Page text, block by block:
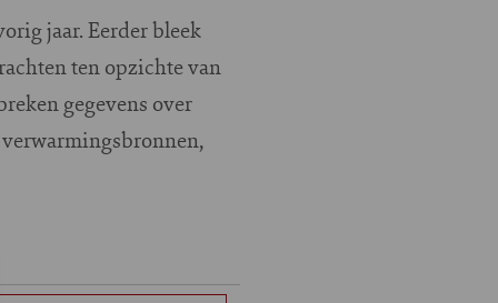
jaar. Eerder bleek
ten opzichte van
gegevens over